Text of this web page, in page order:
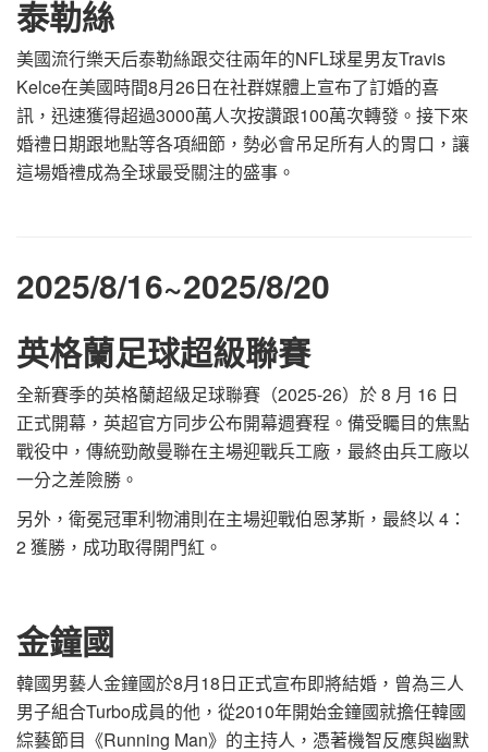
泰勒絲
美國流行樂天后泰勒絲跟交往兩年的NFL球星男友Travis
Kelce在美國時間8月26日在社群媒體上宣布了訂婚的喜
訊，迅速獲得超過3000萬人次按讚跟100萬次轉發。接下來
婚禮日期跟地點等各項細節，勢必會吊足所有人的胃口，讓
這場婚禮成為全球最受關注的盛事。
2025/8/16~2025/8/20
英格蘭足球超級聯賽
全新賽季的英格蘭超級足球聯賽（2025-26）於 8 月 16 日
正式開幕，英超官方同步公布開幕週賽程。備受矚目的焦點
戰役中，傳統勁敵曼聯在主場迎戰兵工廠，最終由兵工廠以
一分之差險勝。
另外，衛冕冠軍利物浦則在主場迎戰伯恩茅斯，最終以 4：
2 獲勝，成功取得開門紅。
金鐘國
韓國男藝人金鐘國於8月18日正式宣布即將結婚，曾為三人
男子組合Turbo成員的他，從2010年開始金鐘國就擔任韓國
綜藝節目《Running Man》的主持人，憑著機智反應與幽默